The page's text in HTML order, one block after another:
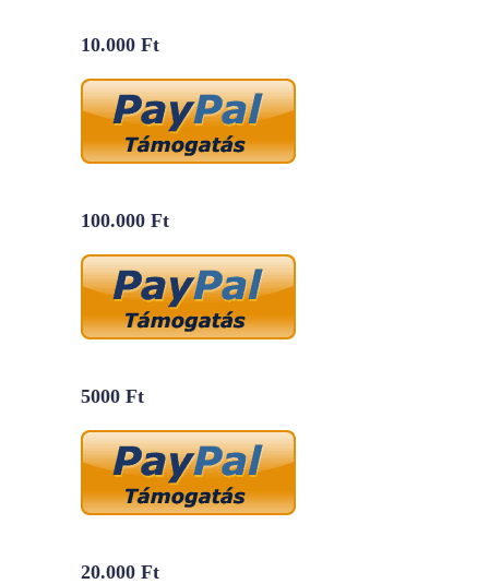
10.000 Ft
100.000 Ft
5000 Ft
20.000 Ft